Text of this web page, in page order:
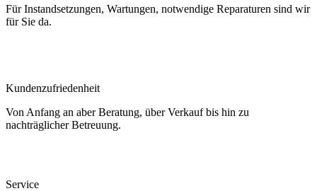
Für Instandsetzungen, Wartungen, notwendige Reparaturen sind wir
für Sie da.
Kundenzufriedenheit
Von Anfang an aber Beratung, über Verkauf bis hin zu
nachträglicher Betreuung.
Service